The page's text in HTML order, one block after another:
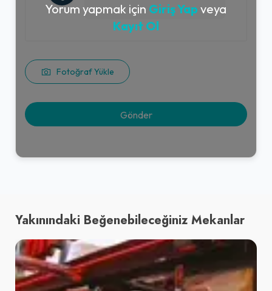
Fotoğraf Yükle
Yorum yapmak için Giriş Yap veya
Kayıt Ol
Yakınındaki Beğenebileceğiniz Mekanlar